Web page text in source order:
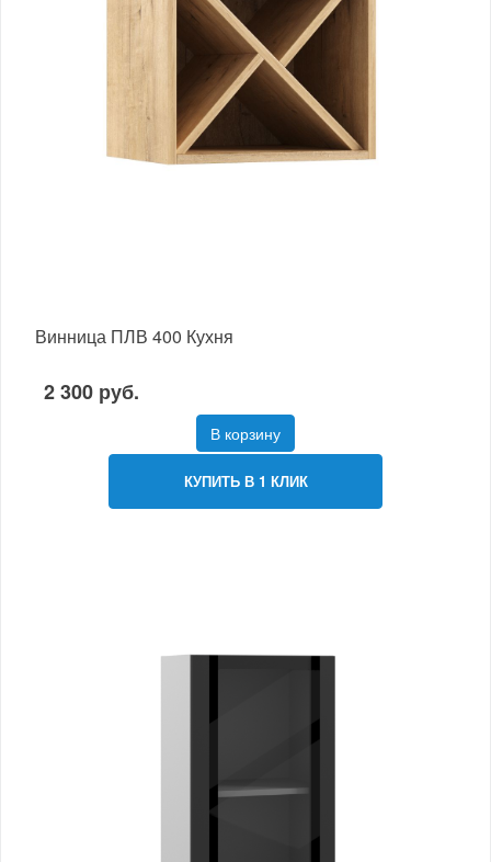
Винница ПЛВ 400 Кухня
2 300 руб.
В корзину
КУПИТЬ В 1 КЛИК